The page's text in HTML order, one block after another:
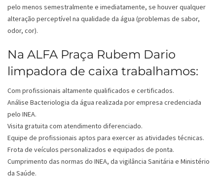
pelo menos semestralmente e imediatamente, se houver qualquer
alteração perceptível na qualidade da água (problemas de sabor,
odor, cor).
Na ALFA Praça Rubem Dario
limpadora de caixa trabalhamos:
Com profissionais altamente qualificados e certificados.
Análise Bacteriologia da água realizada por empresa credenciada
pelo INEA.
Visita gratuita com atendimento diferenciado.
Equipe de profissionais aptos para exercer as atividades técnicas.
Frota de veículos personalizados e equipados de ponta.
Cumprimento das normas do INEA, da vigilância Sanitária e Ministério
da Saúde.